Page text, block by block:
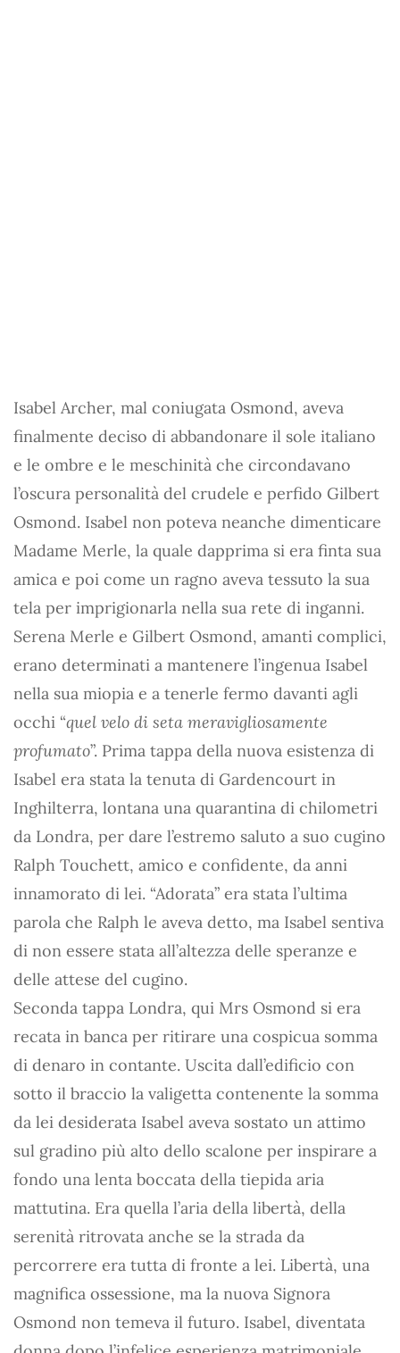
Isabel Archer, mal coniugata Osmond, aveva
finalmente deciso di abbandonare il sole italiano
e le ombre e le meschinità che circondavano
l’oscura personalità del crudele e perfido Gilbert
Osmond. Isabel non poteva neanche dimenticare
Madame Merle, la quale dapprima si era finta sua
amica e poi come un ragno aveva tessuto la sua
tela per imprigionarla nella sua rete di inganni.
Serena Merle e Gilbert Osmond, amanti complici,
erano determinati a mantenere l’ingenua Isabel
nella sua miopia e a tenerle fermo davanti agli
occhi “quel velo di seta meravigliosamente
profumato”. Prima tappa della nuova esistenza di
Isabel era stata la tenuta di Gardencourt in
Inghilterra, lontana una quarantina di chilometri
da Londra, per dare l’estremo saluto a suo cugino
Ralph Touchett, amico e confidente, da anni
innamorato di lei. “Adorata” era stata l’ultima
parola che Ralph le aveva detto, ma Isabel sentiva
di non essere stata all’altezza delle speranze e
delle attese del cugino.
Seconda tappa Londra, qui Mrs Osmond si era
recata in banca per ritirare una cospicua somma
di denaro in contante. Uscita dall’edificio con
sotto il braccio la valigetta contenente la somma
da lei desiderata Isabel aveva sostato un attimo
sul gradino più alto dello scalone per inspirare a
fondo una lenta boccata della tiepida aria
mattutina. Era quella l’aria della libertà, della
serenità ritrovata anche se la strada da
percorrere era tutta di fronte a lei. Libertà, una
magnifica ossessione, ma la nuova Signora
Osmond non temeva il futuro. Isabel, diventata